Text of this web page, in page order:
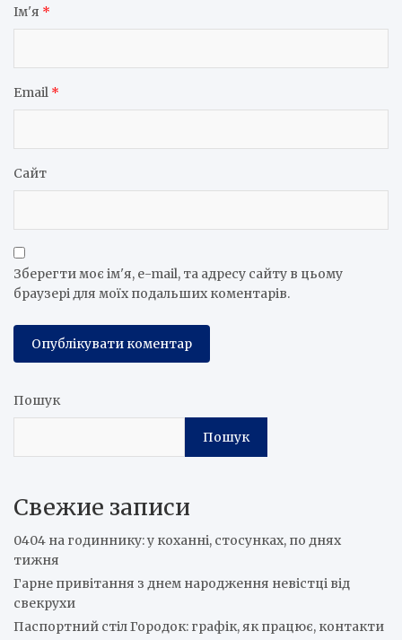
Ім'я *
Email *
Сайт
Зберегти моє ім'я, e-mail, та адресу сайту в цьому
браузері для моїх подальших коментарів.
Пошук
Пошук
Свежие записи
0404 на годиннику: у коханні, стосунках, по днях
тижня
Гарне привітання з днем народження невістці від
свекрухи
Паспортний стіл Городок: графік, як працює, контакти